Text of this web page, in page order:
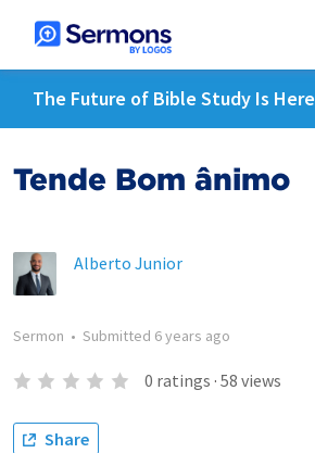
The Future of Bible Study Is Here
Tende Bom ânimo
Alberto Junior
Sermon • Submitted 6 years ago
0 ratings · 58 views
Share